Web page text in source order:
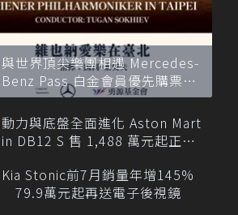
與世界頂尖樂團相遇 Mercedes-
Benz Pass 白金會員優先購票維
也納愛樂
動力與底盤全面進化 Aston Mart
in DB12 S 售 1,488 萬元起正式
Kia Stonic前7月銷量年增145%
79.9萬元起再送電子後視鏡